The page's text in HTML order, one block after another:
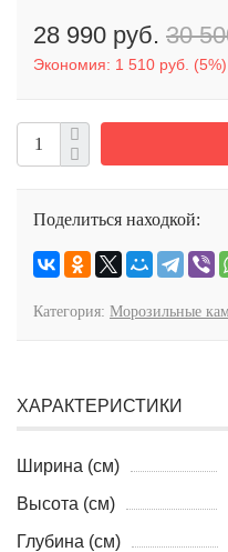
28 990 руб. 30
Экономия: 1 510 руб. (5%)
Поделиться находкой:
Категория: Морозильные
ХАРАКТЕРИСТИКИ
Ширина (см)
Высота (см)
Глубина (см)